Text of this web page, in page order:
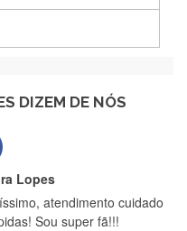
DIZEM DE NÓS
Lopes
atendimento cuidado
Sou super fã!!!